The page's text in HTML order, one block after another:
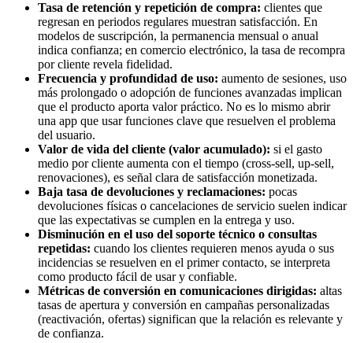
Tasa de retención y repetición de compra: clientes que
regresan en periodos regulares muestran satisfacción. En
modelos de suscripción, la permanencia mensual o anual
indica confianza; en comercio electrónico, la tasa de recompra
por cliente revela fidelidad.
Frecuencia y profundidad de uso: aumento de sesiones, uso
más prolongado o adopción de funciones avanzadas implican
que el producto aporta valor práctico. No es lo mismo abrir
una app que usar funciones clave que resuelven el problema
del usuario.
Valor de vida del cliente (valor acumulado): si el gasto
medio por cliente aumenta con el tiempo (cross-sell, up-sell,
renovaciones), es señal clara de satisfacción monetizada.
Baja tasa de devoluciones y reclamaciones: pocas
devoluciones físicas o cancelaciones de servicio suelen indicar
que las expectativas se cumplen en la entrega y uso.
Disminución en el uso del soporte técnico o consultas
repetidas: cuando los clientes requieren menos ayuda o sus
incidencias se resuelven en el primer contacto, se interpreta
como producto fácil de usar y confiable.
Métricas de conversión en comunicaciones dirigidas: altas
tasas de apertura y conversión en campañas personalizadas
(reactivación, ofertas) significan que la relación es relevante y
de confianza.